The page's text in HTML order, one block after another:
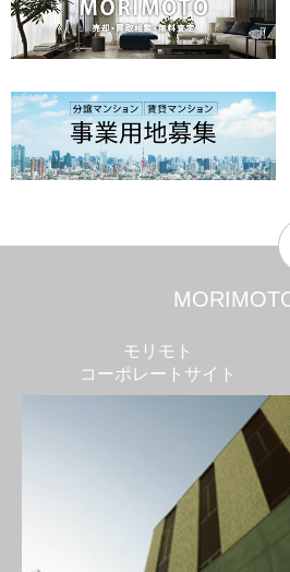
モリモト
コーポレートサイト